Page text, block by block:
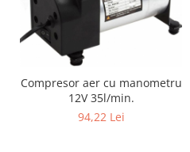
Compresor aer cu manometru
12V 35l/min.
94,22 Lei